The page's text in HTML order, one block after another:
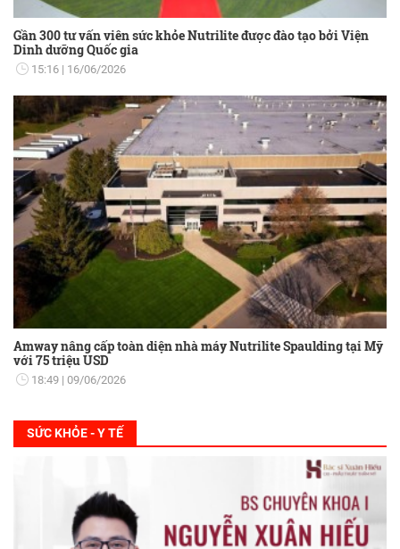
Gần 300 tư vấn viên sức khỏe Nutrilite được đào tạo bởi Viện
Dinh dưỡng Quốc gia
15:16 16/06/2026
Amway nâng cấp toàn diện nhà máy Nutrilite Spaulding tại Mỹ
với 75 triệu USD
18:49 09/06/2026
SỨC KHỎE - Y TẾ